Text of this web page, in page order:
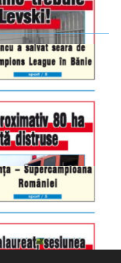
9.00 - 17.00
9.00 - 12.00